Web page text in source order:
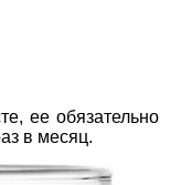
ее обязательно
в месяц.